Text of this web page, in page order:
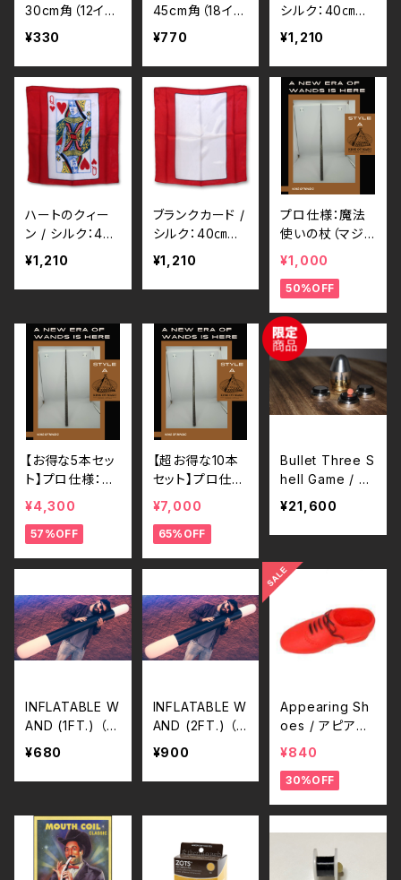
30cm角（12イン
チ）/ Silks(12in
¥330
45cm角（18イン
チ）/ Silks(18in
¥770
シルク：40㎝角
Silk 16 inch Bl
ank Card by G
osh
¥1,210
ハートのクィー
ン / シルク：40
㎝角 Silk 16 in
ch Blank Card
by Gosh
¥1,210
ブランクカード /
シルク：40㎝角
Silk 16 inch Bl
ank Card by G
osh
¥1,210
プロ仕様：魔法
使いの杖（マジッ
ク・ウォンド）
¥1,000
50%OFF
【お得な5本セッ
ト】プロ仕様：魔
法使いの杖（マ
ジック・ウォンド）
¥4,300
57%OFF
【超お得な10本
セット】プロ仕
様：魔法使いの
杖（マジック・ウ
ォンド）
¥7,000
65%OFF
Bullet Three S
hell Game / ス
リーシェルゲー
tsers - おまけ
¥21,600
INFLATABLE W
AND (1FT.) （イ
ンフレータブル・
ト＝約30cm）
¥680
INFLATABLE W
AND (2FT.) （イ
ンフレータブル・
ト＝約60cm）
¥900
Appearing Sh
oes / アピアリ
ング シューズ
¥840
30%OFF